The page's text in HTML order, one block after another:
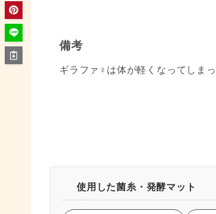
備考
ギラファ♀は体が軽くなってしま
使用した菌糸・発酵マット